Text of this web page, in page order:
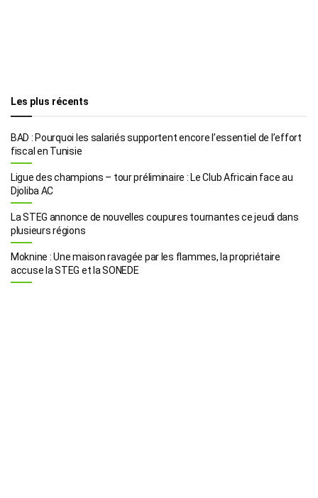
Les plus récents
BAD : Pourquoi les salariés supportent encore l’essentiel de l’effort
fiscal en Tunisie
Ligue des champions – tour préliminaire : Le Club Africain face au
Djoliba AC
La STEG annonce de nouvelles coupures tournantes ce jeudi dans
plusieurs régions
Moknine : Une maison ravagée par les flammes, la propriétaire
accuse la STEG et la SONEDE